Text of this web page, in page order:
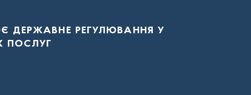
державне регулювання у
послуг